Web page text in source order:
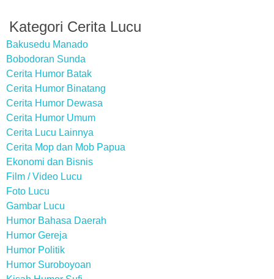
Kategori Cerita Lucu
Bakusedu Manado
Bobodoran Sunda
Cerita Humor Batak
Cerita Humor Binatang
Cerita Humor Dewasa
Cerita Humor Umum
Cerita Lucu Lainnya
Cerita Mop dan Mob Papua
Ekonomi dan Bisnis
Film / Video Lucu
Foto Lucu
Gambar Lucu
Humor Bahasa Daerah
Humor Gereja
Humor Politik
Humor Suroboyoan